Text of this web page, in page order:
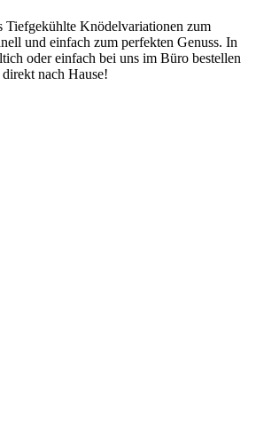
Tiefgekühlte Knödelvariationen zum
und einfach zum perfekten Genuss. In
oder einfach bei uns im Büro bestellen
nach Hause!